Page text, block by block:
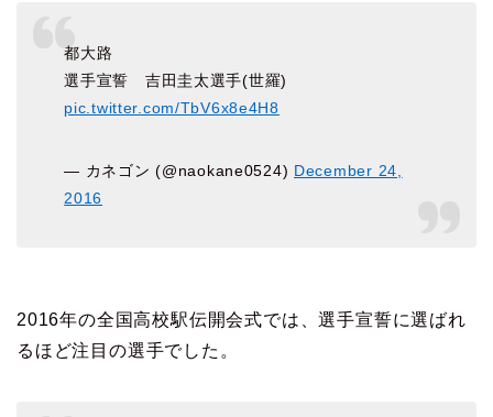
都大路
選手宣誓 吉田圭太選手(世羅)
pic.twitter.com/TbV6x8e4H8
— カネゴン (@naokane0524) December 24,
2016
2016年の全国高校駅伝開会式では、選手宣誓に選ばれ
るほど注目の選手でした。